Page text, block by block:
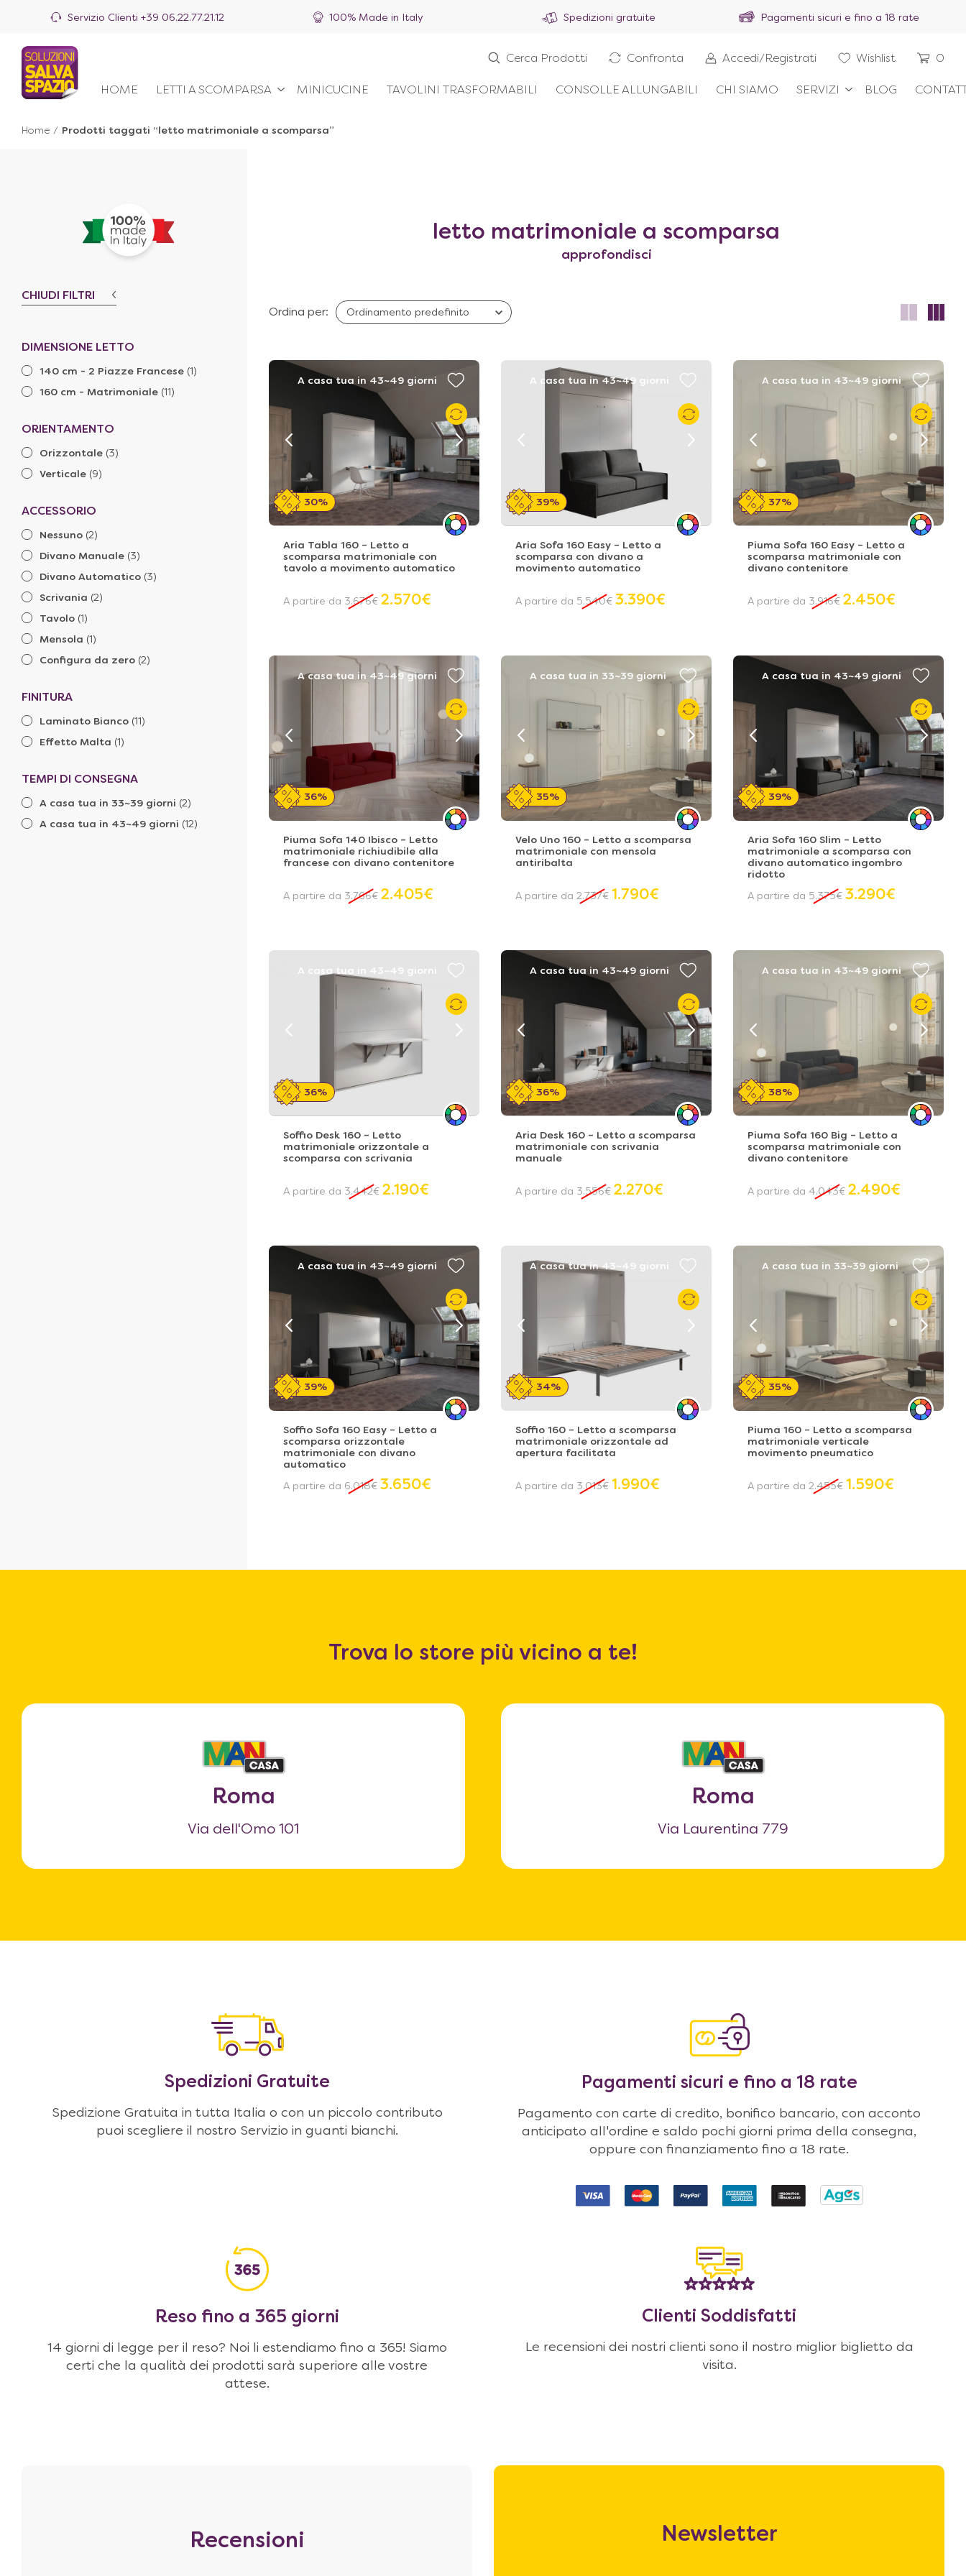
Servizio Clienti +39 06.22.77.21.12 100% Made in Italy Spedizioni gratuite Pagamenti sicuri e fino a 18 rate
HOME LETTI A SCOMPARSA MINICUCINE TAVOLINI TRASFORMABILI CONSOLLE ALLUNGABILI CHI SIAMO SERVIZI BLOG
Cerca Prodotti Confronta Accedi/Registrati Wishlist 0
Home / Prodotti taggati “letto matrimoniale a scomparsa”
CHIUDI FILTRI
DIMENSIONE LETTO
140 cm - 2 Piazze Francese (1)
160 cm - Matrimoniale (11)
ORIENTAMENTO
Orizzontale (3)
Verticale (9)
ACCESSORIO
Nessuno (2)
Divano Manuale (3)
Divano Automatico (3)
Scrivania (2)
Tavolo (1)
Mensola (1)
Configura da zero (2)
FINITURA
Laminato Bianco (11)
Effetto Malta (1)
TEMPI DI CONSEGNA
A casa tua in 33~39 giorni (2)
A casa tua in 43~49 giorni (12)
letto matrimoniale a scomparsa
approfondisci
Ordina per:
A casa tua in 43~49 giorni
30%
Aria Tabla 160 – Letto a
scomparsa matrimoniale con
tavolo a movimento automatico
A partire da 3.676€ 2.570€
A casa tua in 43~49 giorni
39%
Aria Sofa 160 Easy – Letto a
scomparsa con divano a
movimento automatico
A partire da 5.540€ 3.390€
A casa tua in 43~49 giorni
37%
Piuma Sofa 160 Easy – Letto a
scomparsa matrimoniale con
divano contenitore
A partire da 3.916€ 2.450€
A casa tua in 43~49 giorni
36%
Piuma Sofa 140 Ibisco – Letto
matrimoniale richiudibile alla
francese con divano contenitore
A partire da 3.766€ 2.405€
A casa tua in 33~39 giorni
35%
Velo Uno 160 – Letto a scomparsa
matrimoniale con mensola
antiribalta
A partire da 2.737€ 1.790€
A casa tua in 43~49 giorni
39%
Aria Sofa 160 Slim – Letto
matrimoniale a scomparsa con
divano automatico ingombro
ridotto
A partire da 5.375€ 3.290€
A casa tua in 43~49 giorni
36%
Soffio Desk 160 – Letto
matrimoniale orizzontale a
scomparsa con scrivania
A partire da 3.442€ 2.190€
A casa tua in 43~49 giorni
36%
Aria Desk 160 – Letto a scomparsa
matrimoniale con scrivania
manuale
A partire da 3.556€ 2.270€
A casa tua in 43~49 giorni
38%
Piuma Sofa 160 Big – Letto a
scomparsa matrimoniale con
divano contenitore
A partire da4.043€ 2.490€
A casa tua in 43~49 giorni
39%
Soffio Sofa 160 Easy – Letto a
scomparsa orizzontale
matrimoniale con divano
automatico
A partire da 6.018€ 3.650€
A casa tua in 43~49 giorni
34%
Soffio 160 – Letto a scomparsa
matrimoniale orizzontale ad
apertura facilitata
A partire da 3.013€ 1.990€
A casa tua in 33~39 giorni
35%
Piuma 160 – Letto a scomparsa
matrimoniale verticale
movimento pneumatico
A partire da2.455€ 1.590€
Trova lo store più vicino a te!
Roma
Via dell'Omo 101
Roma
Via Laurentina 779
Spedizioni Gratuite
Spedizione Gratuita in tutta Italia o con un piccolo contributo
puoi scegliere il nostro Servizio in guanti bianchi.
Pagamenti sicuri e fino a 18 rate
Pagamento con carte di credito, bonifico bancario, con acconto
anticipato all'ordine e saldo pochi giorni prima della consegna,
oppure con finanziamento fino a 18 rate.
Reso fino a 365 giorni
14 giorni di legge per il reso? Noi li estendiamo fino a 365! Siamo
certi che la qualità dei prodotti sarà superiore alle vostre
attese.
Clienti Soddisfatti
Le recensioni dei nostri clienti sono il nostro miglior biglietto da
visita.
Recensioni Newsletter